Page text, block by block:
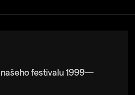
festivalu 1999—